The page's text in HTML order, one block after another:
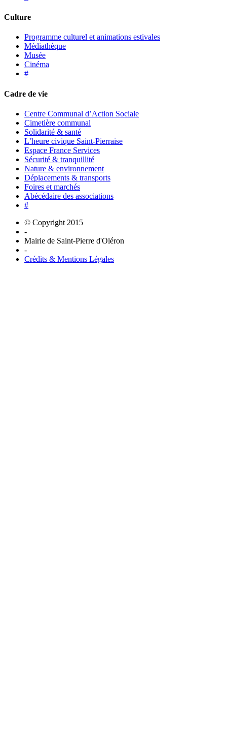
Culture
Programme culturel et animations estivales
Médiathèque
Musée
Cinéma
#
Cadre de vie
Centre Communal d’Action Sociale
Cimetière communal
Solidarité & santé
L’heure civique Saint-Pierraise
Espace France Services
Sécurité & tranquillité
Nature & environnement
Déplacements & transports
Foires et marchés
Abécédaire des associations
#
© Copyright 2015
-
Mairie de Saint-Pierre d'Oléron
-
Crédits & Mentions Légales